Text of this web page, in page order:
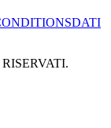
DATI